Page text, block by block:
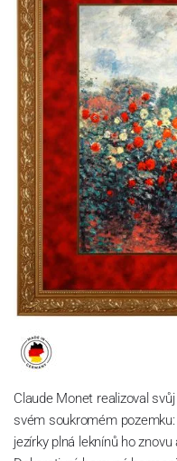
Claude Monet realizoval
svém soukromém
jezírky plná leknínů ho